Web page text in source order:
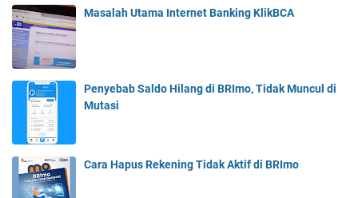
Masalah Utama Internet Banking KlikBCA
Penyebab Saldo Hilang di BRImo, Tidak Muncul di
Mutasi
Cara Hapus Rekening Tidak Aktif di BRImo